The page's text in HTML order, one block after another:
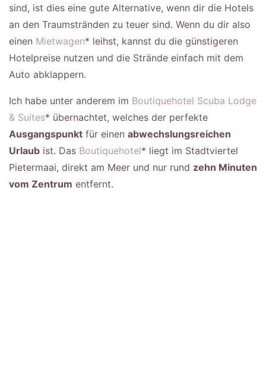
sind, ist dies eine gute Alternative, wenn dir die Hotels
an den Traumstränden zu teuer sind. Wenn du dir also
einen Mietwagen* leihst, kannst du die günstigeren
Hotelpreise nutzen und die Strände einfach mit dem
Auto abklappern.
Ich habe unter anderem im Boutiquehotel Scuba Lodge
& Suites* übernachtet, welches der perfekte
Ausgangspunkt für einen abwechslungsreichen
Urlaub ist. Das Boutiquehotel* liegt im Stadtviertel
Pietermaai, direkt am Meer und nur rund zehn Minuten
vom Zentrum entfernt.